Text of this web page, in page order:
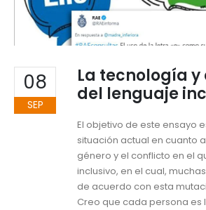
08
SEP
La tecnología
del lenguaje
El objetivo de este ensayo
situación actual en cuanto
género y el conflicto en el
inclusivo, en el cual,
de acuerdo con esta
Creo que cada persona es